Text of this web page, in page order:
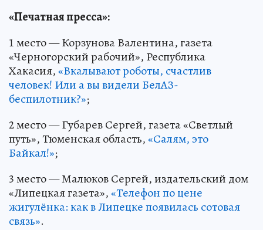
«Печатная пресса»:
1 место — Корзунова Валентина, газета
«Черногорский рабочий», Республика
Хакасия,«Вкалывают роботы, счастлив
человек! Или а вы видели БелАЗ-
беспилотник?»;
2 место — Губарев Сергей, газета «Светлый
путь», Тюменская область,«Салям, это
Байкал!»;
3 место — Малюков Сергей, издательский дом
«Липецкая газета»,«Телефон по цене
жигулёнка: как в Липецке появилась сотовая
связь».